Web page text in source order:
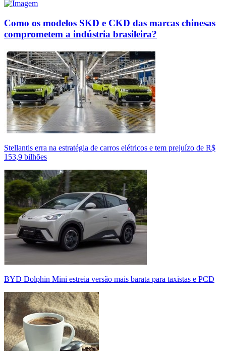
Como os modelos SKD e CKD das marcas chinesas
comprometem a indústria brasileira?
Stellantis erra na estratégia de carros elétricos e tem prejuízo de R$
153,9 bilhões
BYD Dolphin Mini estreia versão mais barata para taxistas e PCD